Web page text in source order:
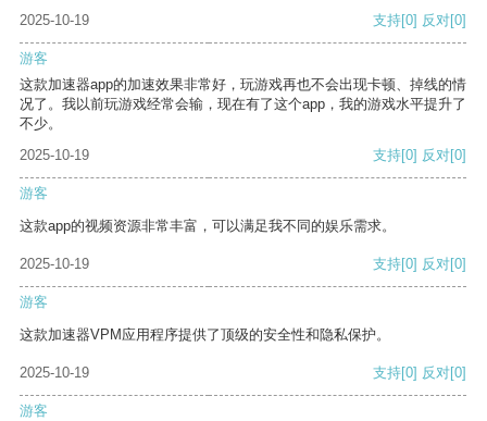
2025-10-19
支持[0] 反对[0]
游客
这款加速器app的加速效果非常好，玩游戏再也不会出现卡顿、掉线的情
况了。我以前玩游戏经常会输，现在有了这个app，我的游戏水平提升了
不少。
2025-10-19
支持[0] 反对[0]
游客
这款app的视频资源非常丰富，可以满足我不同的娱乐需求。
2025-10-19 支持[0] 反对[0]
游客
这款加速器VPM应用程序提供了顶级的安全性和隐私保护。
2025-10-19 支持[0] 反对[0]
游客